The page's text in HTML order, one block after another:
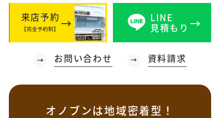
来店予約
【完全予約制】
LINE
見積もり
お問い合わせ 資料請求
オノブンは地域密着型！